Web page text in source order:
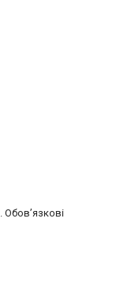
Обов’язкові